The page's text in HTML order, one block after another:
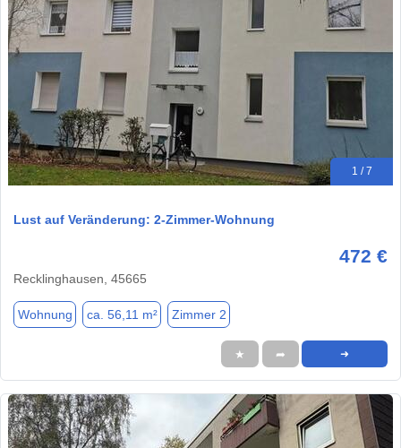
1 / 7
Lust auf Veränderung: 2-Zimmer-Wohnung
472 €
Recklinghausen, 45665
Wohnung ca. 56,11 m² Zimmer 2
★ ➦ ➜